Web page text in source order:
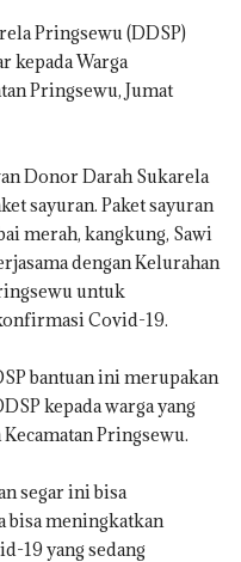
Pringsewu (DDSP)
kepada Warga
Pringsewu, Jumat
Donor Darah Sukarela
sayuran. Paket sayuran
merah, kangkung, Sawi
dengan Kelurahan
untuk
Covid-19.
bantuan ini merupakan
kepada warga yang
Pringsewu.
segar ini bisa
bisa meningkatkan
19 yang sedang